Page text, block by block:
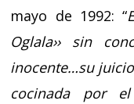
mayo de 1992: “
Oglala›› sin
inocente…su
cocinada por el